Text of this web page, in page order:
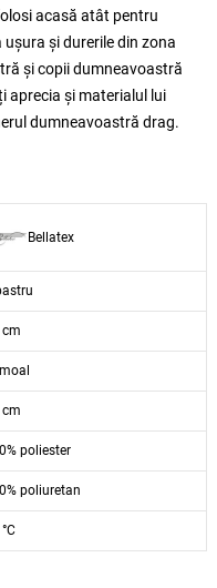
acasă atât pentru
și durerile din zona
și copii dumneavoastră
aprecia și materialul lui
dumneavoastră drag.
Bellatex
cm
poliester
poliuretan